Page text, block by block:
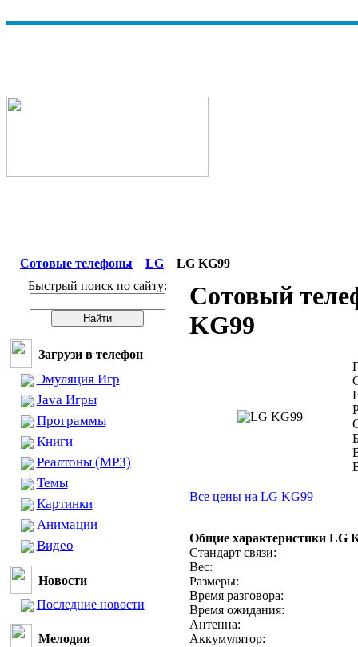
Сотовые телефоны LG
LG KG99
Быстрый поиск по сайту:
Загрузи в телефон
Эмуляция Игр
Java Игры
Программы
Книги
Реалтоны (MP3)
Темы
Картинки
Анимации
Видео
Новости
Последние новости
Мелодии
Сотовый
KG99
Все цены на LG KG99
Общие характеристики LG
Стандарт связи:
Вес:
Размеры:
Время разговора:
Время ожидания:
Антенна:
Аккумулятор: